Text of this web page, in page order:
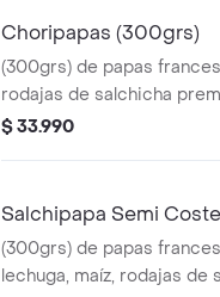
Choripapas (300grs)
(300grs) de papas
rodajas de salchicha
cerdo, Chorizo,tajadas de
$ 33.990
Salchipapa Semi
(300grs) de papas
lechuga, maíz, rodajas de